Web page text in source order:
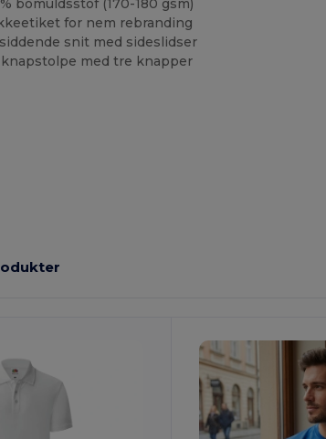
bomuldsstof (170-180 gsm)
for nem rebranding
snit med sideslidser
med tre knapper